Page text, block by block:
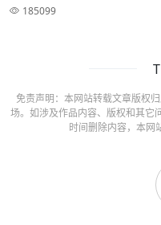
185099
免责声明：本网站转载文章版权
场。如涉及作品内容、版权和其它
时间删除内容，本网